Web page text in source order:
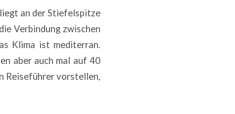
an der Stiefelspitze
Verbindung zwischen
Klima ist mediterran.
aber auch mal auf 40
Reiseführer vorstellen,